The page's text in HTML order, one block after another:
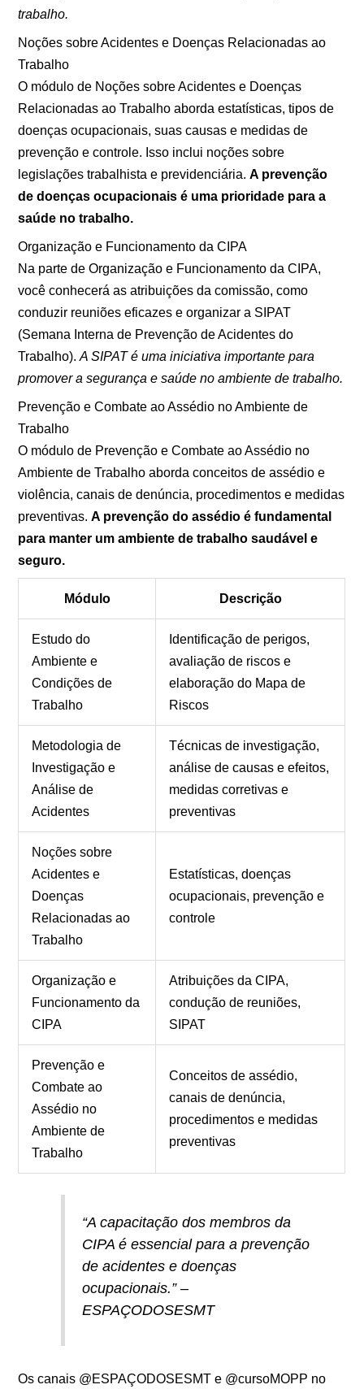
trabalho.
Noções sobre Acidentes e Doenças Relacionadas ao
Trabalho
O módulo de Noções sobre Acidentes e Doenças
Relacionadas ao Trabalho aborda estatísticas, tipos de
doenças ocupacionais, suas causas e medidas de
prevenção e controle. Isso inclui noções sobre
legislações trabalhista e previdenciária.A prevenção
de doenças ocupacionais é uma prioridade para a
saúde no trabalho.
Organização e Funcionamento da CIPA
Na parte de Organização e Funcionamento da CIPA,
você conhecerá as atribuições da comissão, como
conduzir reuniões eficazes e organizar a SIPAT
(Semana Interna de Prevenção de Acidentes do
Trabalho).A SIPAT é uma iniciativa importante para
promover a segurança e saúde no ambiente de trabalho.
Prevenção e Combate ao Assédio no Ambiente de
Trabalho
O módulo de Prevenção e Combate ao Assédio no
Ambiente de Trabalho aborda conceitos de assédio e
violência, canais de denúncia, procedimentos e medidas
preventivas.A prevenção do assédio é fundamental
para manter um ambiente de trabalho saudável e
seguro.
Módulo Descrição
Estudo do
Ambiente e
Condições de
Trabalho
Identificação de perigos,
avaliação de riscos e
elaboração do Mapa de
Riscos
Metodologia de
Investigação e
Análise de
Acidentes
Técnicas de investigação,
análise de causas e efeitos,
medidas corretivas e
preventivas
Noções sobre
Acidentes e
Doenças
Relacionadas ao
Trabalho
Estatísticas, doenças
ocupacionais, prevenção e
controle
Organização e
Funcionamento da
CIPA
Atribuições da CIPA,
condução de reuniões,
SIPAT
Prevenção e
Combate ao
Assédio no
Ambiente de
Trabalho
Conceitos de assédio,
canais de denúncia,
procedimentos e medidas
preventivas
“A capacitação dos membros da
CIPA é essencial para a prevenção
de acidentes e doenças
ocupacionais.” –
ESPAÇODOSESMT
Os canais @ESPAÇODOSESMT e @cursoMOPP no